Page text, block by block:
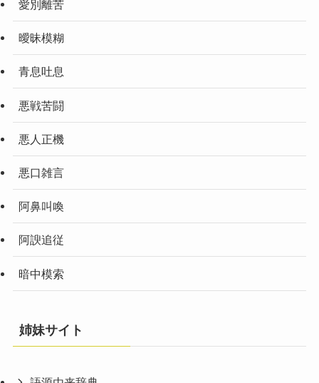
愛別離苦
曖昧模糊
青息吐息
悪戦苦闘
悪人正機
悪口雑言
阿鼻叫喚
阿諛追従
暗中模索
姉妹サイト